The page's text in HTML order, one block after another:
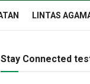
LINTAS
Stay Connected